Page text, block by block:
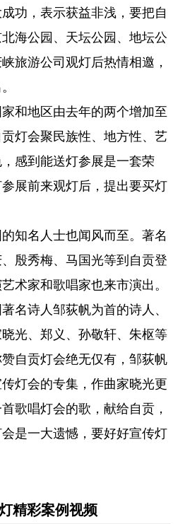
功，表示获益非浅，要把自
海公园、天坛公园、地坛公
旅游公司观灯后热情相邀，
和地区由去年的两个增加至
灯会聚民族性、地方性、艺
感到能送灯参展是一套荣
展前来观灯后，提出要买灯
知名人士也闻风而至。著名
殷秀梅、马国光等到自贡登
术家和歌唱家也来市演出。
名诗人邹荻帆为首的诗人、
光、郑义、孙敬轩、朱枢等
自贡灯会绝无仅有，邹荻帆
灯会的专集，作曲家晓光更
歌唱灯会的歌，献给自贡，
是一大遗憾，要好好宣传灯
精彩案例视频